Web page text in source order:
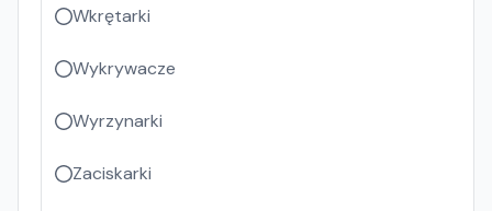
Wkrętarki
Wykrywacze
Wyrzynarki
Zaciskarki